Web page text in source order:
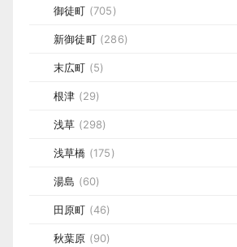
御徒町 (705)
新御徒町(286)
末広町 (5)
根津 (29)
浅草 (298)
浅草橋 (175)
湯島 (60)
田原町 (46)
秋葉原 (90)